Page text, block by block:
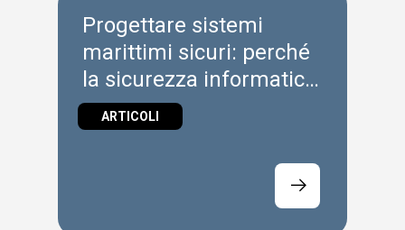
Progettare sistemi
marittimi sicuri: perché
la sicurezza informatica
è una disciplina
ingegneristica
ARTICOLI